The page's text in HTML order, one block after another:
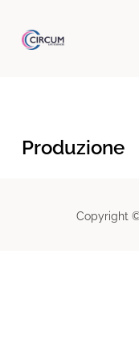
Produzione
Copyright